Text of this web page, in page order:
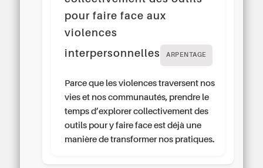
pour faire face aux
violences
interpersonnelles
ARPENTAGE
Parce que les violences traversent nos
vies et nos communautés, prendre le
temps d’explorer collectivement des
outils pour y faire face est déjà une
manière de transformer nos pratiques.